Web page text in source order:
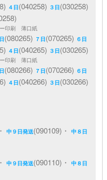
４日(040258) ３日(030258)
印刷 薄口紙
(080265) ７日(070265) ６日
４日(040265) ３日(030265)
印刷 薄口紙
(080266) ７日(070266) ６日
４日(040266) ３日(030266)
中９日発送(090109)・中８日
中９日発送(090110)・中８日